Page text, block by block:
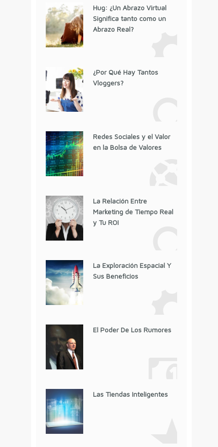
Hug: ¿Un Abrazo Virtual
Significa tanto como un
Abrazo Real?
¿Por Qué Hay Tantos
Vloggers?
Redes Sociales y el Valor
en la Bolsa de Valores
La Relación Entre
Marketing de Tiempo Real
y Tu ROI
La Exploración Espacial Y
Sus Beneficios
El Poder De Los Rumores
Las Tiendas Inteligentes